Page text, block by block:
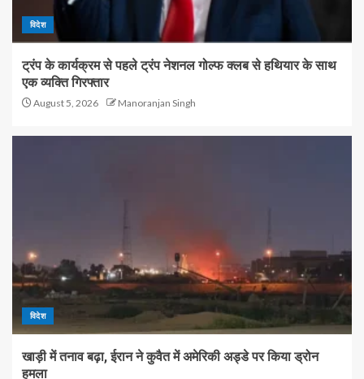
विदेश
ट्रंप के कार्यक्रम से पहले ट्रंप नेशनल गोल्फ क्लब से हथियार के साथ
एक व्यक्ति गिरफ्तार
August 5, 2026 Manoranjan Singh
विदेश
खाड़ी में तनाव बढ़ा, ईरान ने कुवैत में अमेरिकी अड्डे पर किया ड्रोन
हमला